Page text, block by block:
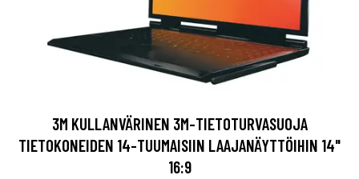
3M KULLANVÄRINEN 3M-TIETOTURVASUOJA
TIETOKONEIDEN 14-TUUMAISIIN LAAJANÄYTTÖIHIN 14"
16:9